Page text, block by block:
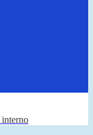
interno